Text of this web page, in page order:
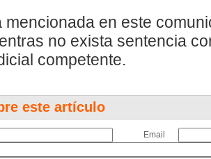
mencionada en este
no exista sentencia
competente.
este artículo
Email